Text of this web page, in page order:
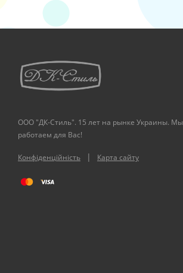
ООО "ДК-Стиль". 15 лет на рынке Украины. Мы
работаем для Вас!
Конфіденційність | Карта сайту